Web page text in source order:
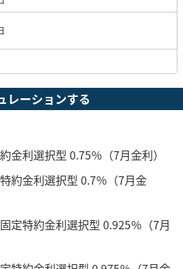
レーションする
利選択型 0.75％（7月金利）
約金利選択型 0.7％（7月金
定特約金利選択型 0.925％（7月